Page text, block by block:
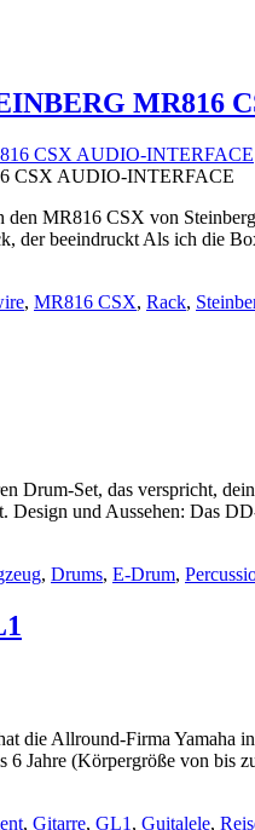
MR816
CSX AUDIO-INTERFACE
MR816 CSX von
beeindruckt Als ich die
, MR816 CSX, Rack,
Drum-Set, das verspricht,
Design und Aussehen: Das
, Drums, E-Drum,
die Allround-Firma Yamaha
Jahre (Körpergröße von
, Gitarre, GL1, Guitalele,